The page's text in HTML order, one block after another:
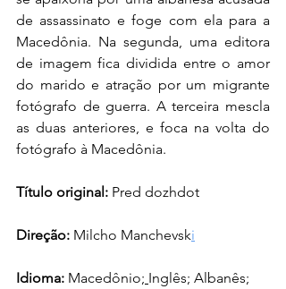
de assassinato e foge com ela para a
Macedônia. Na segunda, uma editora
de imagem fica dividida entre o amor
do marido e atração por um migrante
fotógrafo de guerra. A terceira mescla
as duas anteriores, e foca na volta do
fotógrafo à Macedônia.
Título original: Pred dozhdot
Direção: Milcho Manchevski
Idioma: Macedônio; Inglês; Albanês;